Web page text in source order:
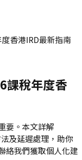
香港IRD最新指南
課稅年度香
要。本文詳解
及延遲處理，助你
絡我們獲取個人化建